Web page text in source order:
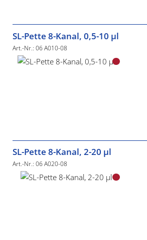
SL-Pette 8-Kanal, 0,5-10 µl
Art.-Nr.: 06 A010-08
SL-Pette 8-Kanal, 2-20 µl
Art.-Nr.: 06 A020-08